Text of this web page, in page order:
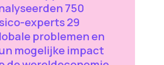
750
experts 29
problemen en
mogelijke impact